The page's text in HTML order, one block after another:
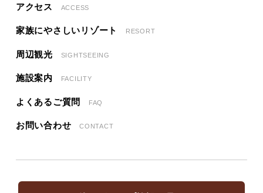
アクセス ACCESS
家族にやさしいリゾート RESORT
周辺観光 SIGHTSEEING
施設案内 FACILITY
よくあるご質問 FAQ
お問い合わせ CONTACT